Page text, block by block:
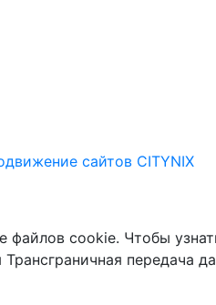
сайтов CITYNIX
файлов cookie. Чтобы
передача